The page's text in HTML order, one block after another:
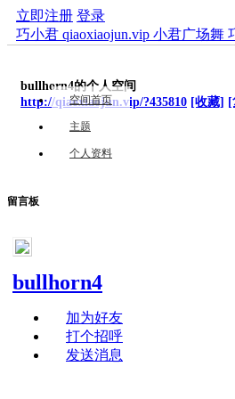
立即注册 登录
巧小君 qiaoxiaojun.vip 小君广场舞
bullhorn4的个人空间
http://qiaoxiaojun.vip/?435810 [收藏] [
空间首页
主题
个人资料
留言板
bullhorn4
加为好友
打个招呼
发送消息